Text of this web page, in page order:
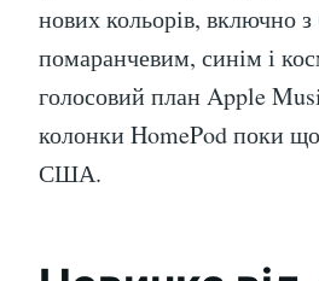
нових кольорів, включно
помаранчевим, синім і
голосовий план Apple
колонки HomePod поки
США.